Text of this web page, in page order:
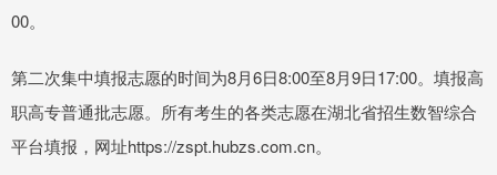
00。
第二次集中填报志愿的时间为8月6日8:00至8月9日17:00。填报高
职高专普通批志愿。所有考生的各类志愿在湖北省招生数智综合
平台填报，网址https://zspt.hubzs.com.cn。